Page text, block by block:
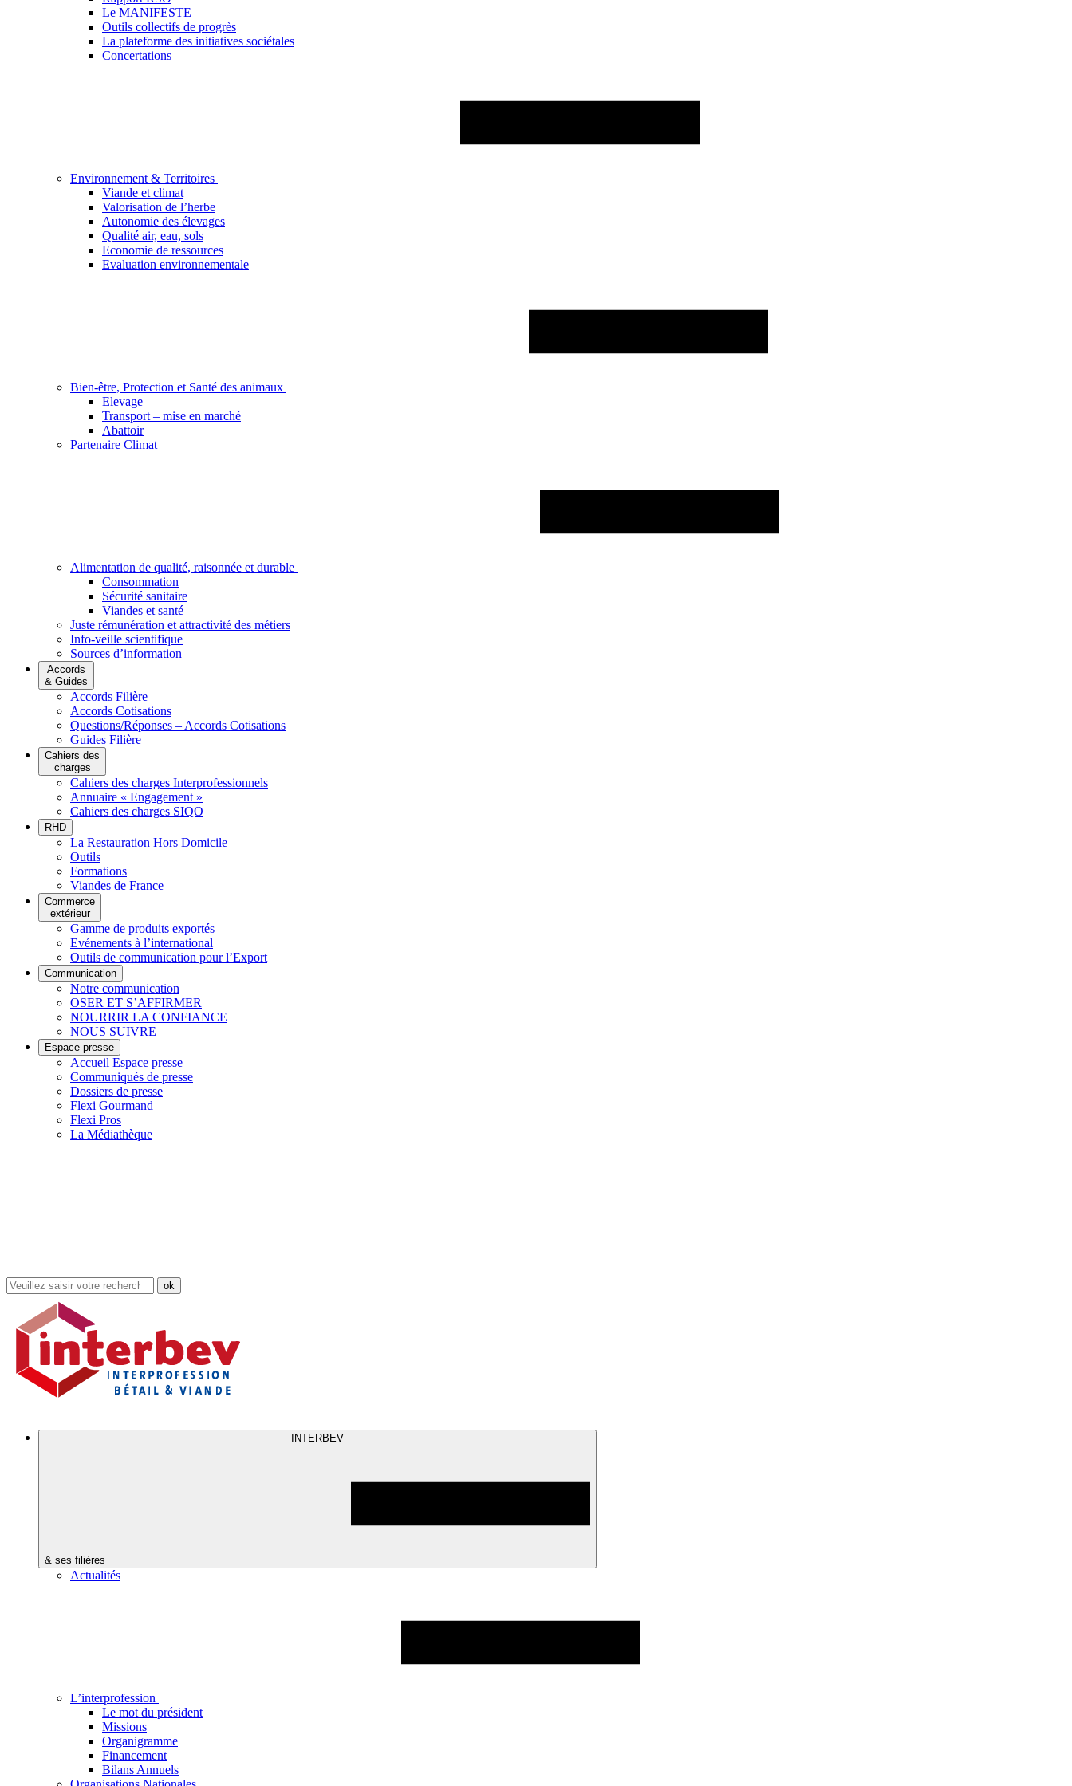
Le MANIFESTE
Outils collectifs de progrès
La plateforme des initiatives sociétales
Concertations
Environnement & Territoires
Viande et climat
Valorisation de l’herbe
Autonomie des élevages
Qualité air, eau, sols
Economie de ressources
Evaluation environnementale
Bien-être, Protection et Santé des animaux
Elevage
Transport – mise en marché
Abattoir
Partenaire Climat
Alimentation de qualité, raisonnée et durable
Consommation
Sécurité sanitaire
Viandes et santé
Juste rémunération et attractivité des métiers
Info-veille scientifique
Sources d’information
Accords
& Guides
Accords Filière
Accords Cotisations
Questions/Réponses – Accords Cotisations
Guides Filière
Cahiers des
charges
Cahiers des charges Interprofessionnels
Annuaire « Engagement »
Cahiers des charges SIQO
RHD
La Restauration Hors Domicile
Outils
Formations
Viandes de France
Commerce
extérieur
Gamme de produits exportés
Evénements à l’international
Outils de communication pour l’Export
Communication
Notre communication
OSER ET S’AFFIRMER
NOURRIR LA CONFIANCE
NOUS SUIVRE
Espace presse
Accueil Espace presse
Communiqués de presse
Dossiers de presse
Flexi Gourmand
Flexi Pros
La Médiathèque
Rechercher
dans
site
INTERBEV
& ses filières
Actualités
L’interprofession
Le mot du président
Missions
Organigramme
Financement
Bilans Annuels